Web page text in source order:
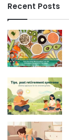
Recent Posts